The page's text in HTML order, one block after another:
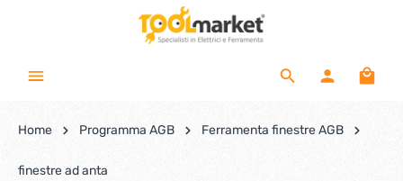
Home Programma AGB Ferramenta finestre AGB
finestre ad anta